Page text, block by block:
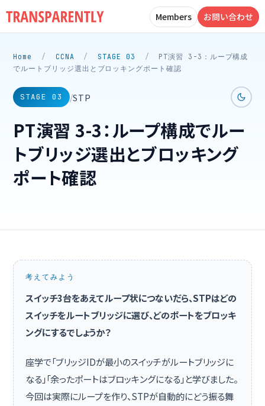
Members お問い合わせ
Home / CCNA / STAGE 03 /
PT演習 3-3：ループ構成
でルートブリッジ選出とブロッキングポート確認
STAGE 03 /STP
PT演習 3-3：ループ構成でルー
トブリッジ選出とブロッキング
ポート確認
考えてみよう
スイッチ3台をあえてループ状につないだら、STPはどの
スイッチをルートブリッジに選び、どのポートをブロッキ
ングにするでしょうか？
座学で「ブリッジIDが最小のスイッチがルートブリッジに
なる」「余ったポートはブロッキングになる」と学びました。
今回は実際にループを作り、STPが自動的にどう振る舞